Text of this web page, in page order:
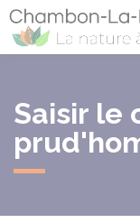
Saisir le